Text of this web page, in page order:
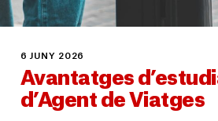
6 JUNY 2026
Avantatges
d’Agent de Viatges